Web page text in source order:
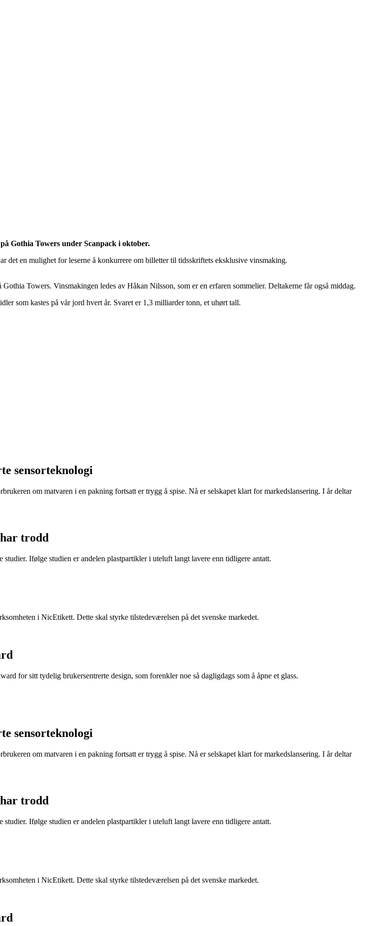
Gothia Towers under Scanpack i oktober.
det en mulighet for leserne å konkurrere om billetter til tidsskriftets eksklusive vinsmaking.
Towers. Vinsmakingen ledes av Håkan Nilsson, som er en erfaren sommelier. Deltakerne får også middag.
som kastes på vår jord hvert år. Svaret er 1,3 milliarder tonn, et uhørt tall.
sensorteknologi
om matvaren i en pakning fortsatt er trygg å spise. Nå er selskapet klart for markedslansering. I år deltar
trodd
Ifølge studien er andelen plastpartikler i uteluft langt lavere enn tidligere antatt.
i NicEtikett. Dette skal styrke tilstedeværelsen på det svenske markedet.
for sitt tydelig brukersentrerte design, som forenkler noe så dagligdags som å åpne et glass.
sensorteknologi
om matvaren i en pakning fortsatt er trygg å spise. Nå er selskapet klart for markedslansering. I år deltar
trodd
Ifølge studien er andelen plastpartikler i uteluft langt lavere enn tidligere antatt.
i NicEtikett. Dette skal styrke tilstedeværelsen på det svenske markedet.